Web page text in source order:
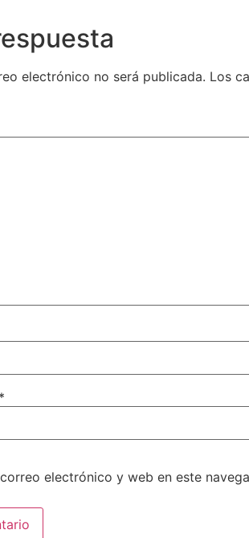
electrónico no será publicada. Los
*
electrónico y web en este